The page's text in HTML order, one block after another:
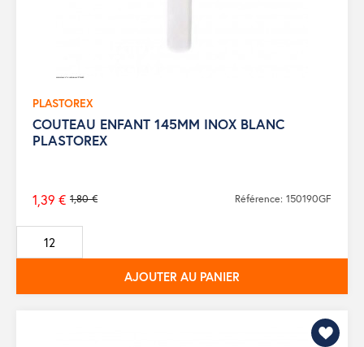
PLASTOREX
COUTEAU ENFANT 145MM INOX BLANC
PLASTOREX
Prix
de
base
1,80 €
1,39 € Référence: 150190GF
AJOUTER AU PANIER